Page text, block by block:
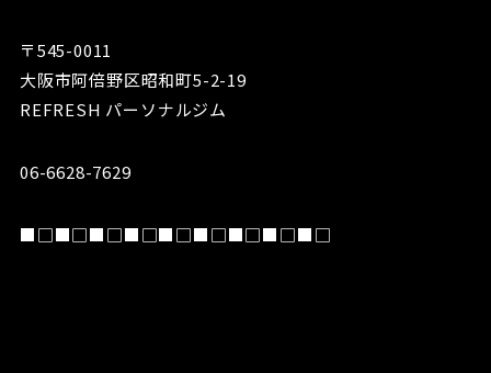
〒545-0011
大阪市阿倍野区昭和町5-2-19
REFRESH パーソナルジム
06-6628-7629
■□■□■□■□■□■□■□■□■□